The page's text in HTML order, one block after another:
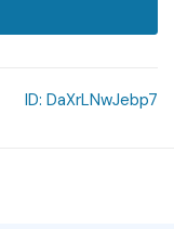
ID: DaXrLNwJebp7